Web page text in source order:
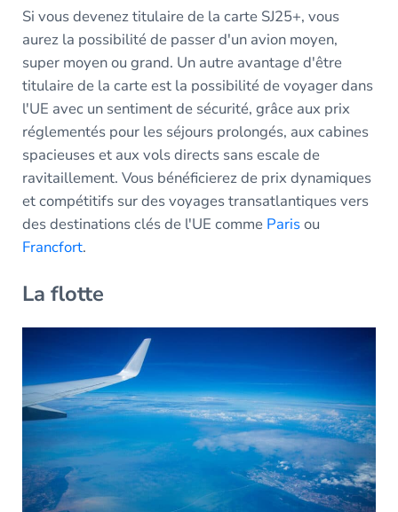
Si vous devenez titulaire de la carte SJ25+, vous
aurez la possibilité de passer d'un avion moyen,
super moyen ou grand. Un autre avantage d'être
titulaire de la carte est la possibilité de voyager dans
l'UE avec un sentiment de sécurité, grâce aux prix
réglementés pour les séjours prolongés, aux cabines
spacieuses et aux vols directs sans escale de
ravitaillement. Vous bénéficierez de prix dynamiques
et compétitifs sur des voyages transatlantiques vers
des destinations clés de l'UE comme Parisou
Francfort.
La flotte